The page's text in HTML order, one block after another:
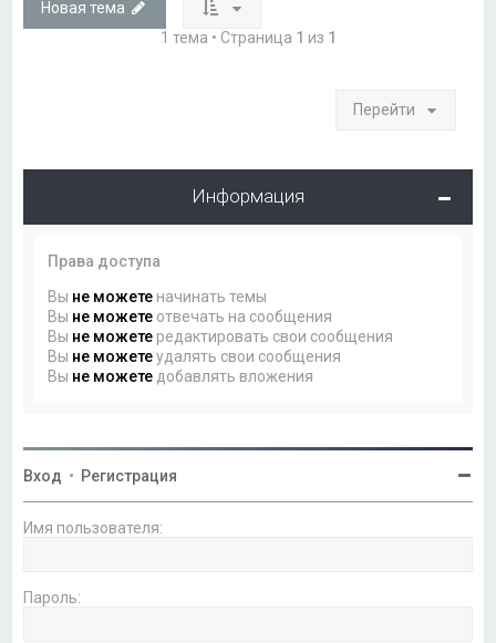
Новая тема
1 тема • Страница 1 из 1
Перейти
Информация
Права доступа
Вы не можете начинать темы
Вы не можете отвечать на сообщения
Вы не можете редактировать свои сообщения
Вы не можетеудалять свои сообщения
Вы не можете добавлять вложения
Вход • Регистрация
Имя пользователя:
Пароль: